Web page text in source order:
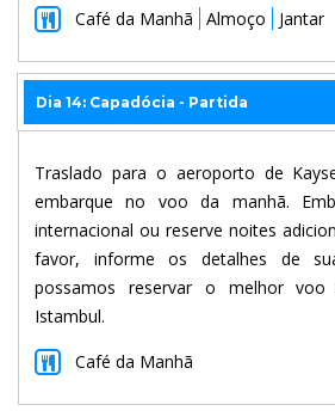
Café da Manhã
Almoço Jantar
Dia 14: Capadócia - Partida
Traslado para o aeroporto de
embarque no voo da manhã.
internacional ou reserve noites
favor, informe os detalhes de
possamos reservar o melhor voo
Istambul.
Café da Manhã